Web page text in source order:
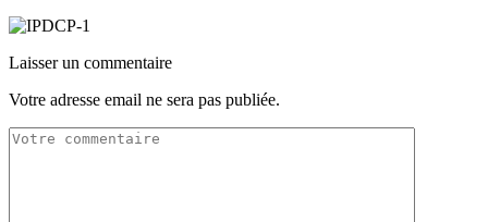
Laisser un commentaire
Votre adresse email ne sera pas publiée.